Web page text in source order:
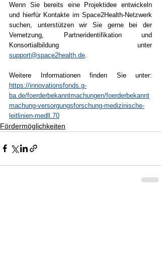
Wenn Sie bereits eine Projektidee entwickeln
und hierfür Kontakte im Space2Health-Netzwerk
suchen, unterstützen wir Sie gerne bei der
Vernetzung, Partneridentifikation und
Konsortialbildung unter
support@space2health.de
https://innovationsfonds.g-
ba.de/foerderbekanntmachungen/foerderbekannt
machung-versorgungsforschung-medizinische-
leitlinien-medll.70
Fördermöglichkeiten